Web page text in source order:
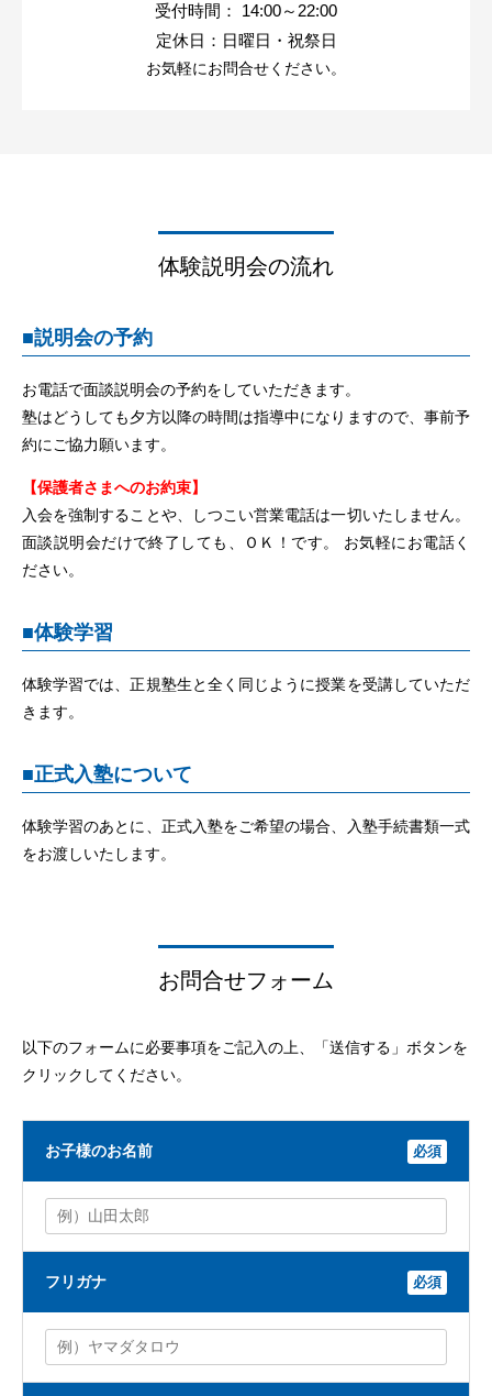
受付時間： 14:00～22:00
定休日：日曜日・祝祭日
お気軽にお問合せください。
体験説明会の流れ
■説明会の予約
お電話で面談説明会の予約をしていただきます。
塾はどうしても夕方以降の時間は指導中になりますので、事前予
約にご協力願います。
【保護者さまへのお約束】
入会を強制することや、しつこい営業電話は一切いたしません。
面談説明会だけで終了しても、ＯＫ！です。 お気軽にお電話く
ださい。
■体験学習
体験学習では、正規塾生と全く同じように授業を受講していただ
きます。
■正式入塾について
体験学習のあとに、正式入塾をご希望の場合、入塾手続書類一式
をお渡しいたします。
お問合せフォーム
以下のフォームに必要事項をご記入の上、「送信する」ボタンを
クリックしてください。
お子様のお名前 必須
フリガナ 必須